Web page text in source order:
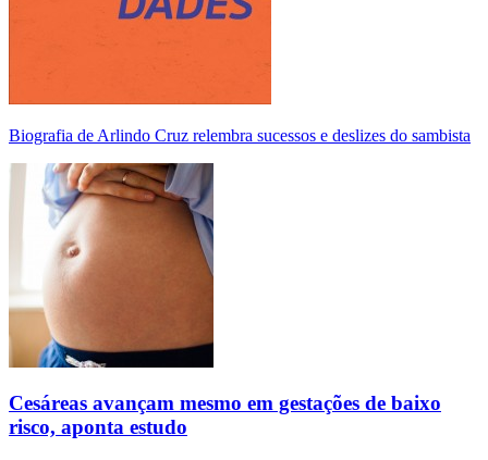
Biografia de Arlindo Cruz relembra sucessos e deslizes do sambista
Cesáreas avançam mesmo em gestações de baixo
risco, aponta estudo